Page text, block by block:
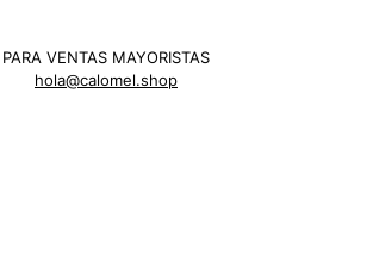
PARA VENTAS MAYORISTAS
hola@calomel.shop